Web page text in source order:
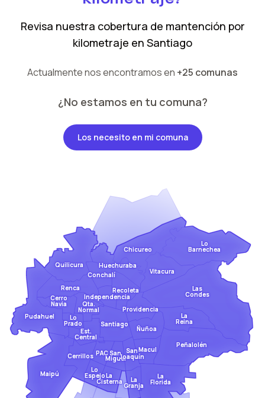
Revisa nuestra cobertura de mantención por
kilometraje en Santiago
Actualmente nos encontramos en +25 comunas
¿No estamos en tu comuna?
Los necesito en mi comuna
Chicureo
Maipú
Cerrillos
Est.
Central
Pudahuel Lo
Prado
Cerro
Navia
Santiago
Renca
Qta.
Normal
Recoleta
Independencia
Quilicura
Conchalí
La
Cisterna
Lo
Espejo
PACSan
Miguel
La
Granja
San
Joaquín
Providencia
Ñuñoa
La
Reina
Macul
La
Florida
Peñalolén
Las
Condes
Vitacura
Lo
Barnechea
Huechuraba